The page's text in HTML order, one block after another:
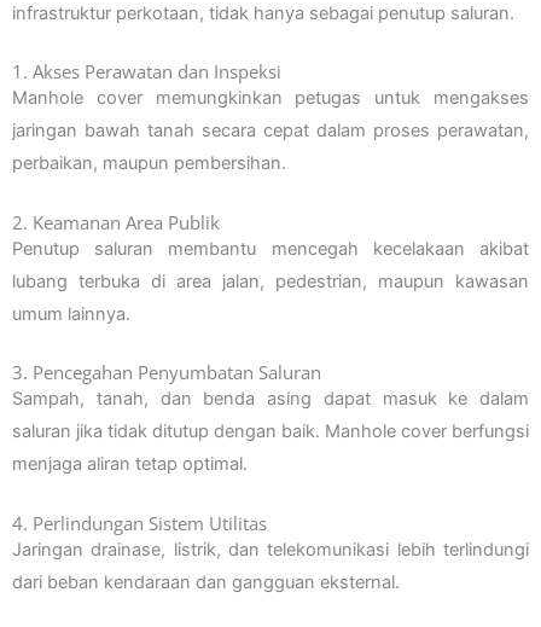
infrastruktur perkotaan, tidak hanya sebagai penutup saluran.
1. Akses Perawatan dan Inspeksi
Manhole cover memungkinkan petugas untuk mengakses
jaringan bawah tanah secara cepat dalam proses perawatan,
perbaikan, maupun pembersihan.
2. Keamanan Area Publik
Penutup saluran membantu mencegah kecelakaan akibat
lubang terbuka di area jalan, pedestrian, maupun kawasan
umum lainnya.
3. Pencegahan Penyumbatan Saluran
Sampah, tanah, dan benda asing dapat masuk ke dalam
saluran jika tidak ditutup dengan baik. Manhole cover berfungsi
menjaga aliran tetap optimal.
4. Perlindungan Sistem Utilitas
Jaringan drainase, listrik, dan telekomunikasi lebih terlindungi
dari beban kendaraan dan gangguan eksternal.